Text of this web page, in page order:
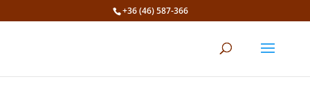
+36 (46) 587-366